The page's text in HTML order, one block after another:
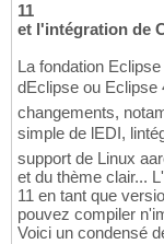
11
et l'intégration de
La fondation
dEclipse ou
changements,
simple de lEDI,
support de Linux
et du thème clair...
11 en tant que
pouvez compiler
Voici un condensé